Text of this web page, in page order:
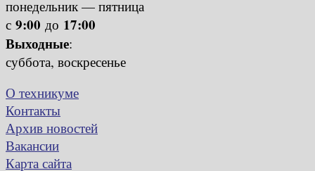
понедельник — пятница
с 9:00 до 17:00
Выходные:
суббота, воскресенье
О техникуме
Контакты
Архив новостей
Вакансии
Карта сайта